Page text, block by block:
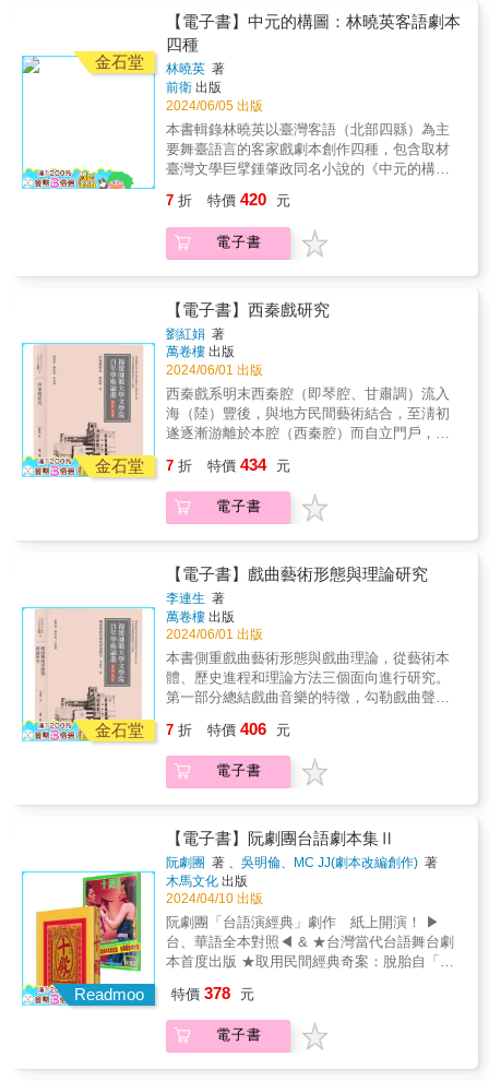
由絕望轉為希望、從脆弱變為堅強。這些心理
轉變、情緒轉折的「旅程」同樣是「英雄旅
靈感的故事寶庫，讓你認識各種不同文化下擁
有不同面貌與能力、卻殊途同歸的千百位英
雄；而在「英雄旅程」原型下，每個說故事的
人，仍然可以根據自己的文化、依照自己的意
圖，來調整你的故事——這就是為什麼英雄會
有「千面」的原因，並持續風靡全世界所有追
求共鳴、在英雄角色身上尋找自己的觀眾／讀
17階段】解析◎第一幕：啟程1. 歷險的召喚：
這是主角的原點，通常是他在展開歷險前生活
在其中的正常世界。英雄會遇到事件、特定人
覺醒，也是命運在召喚英雄，將他的精神重心
轉移到未知的世界。2. 拒絕召喚：英雄即將面
臨抉擇，必須離開原來生活的世界，踏上冒險
旅程。他一開始會遲疑，理由通常和他們在家
鄉的責任或義務有關，但促使他踏上這趟危險
旅程的壓力會日益加劇，使他們最終向這個壓
力屈服。3. 超自然的助力：英雄需要協助，以
智慧老人，代表命運中善與保護的力量，在旅
程一開始提供英雄一些有助他們達成任務的資
訊或工具。此外，所有英雄都會有一群夥伴幫
方式都不同於他原來的世界。此一階段應該讓
人看到英雄的置身之地，是如何從熟悉的事物
轉變為危險的環境。這個對比，是呈現英雄的
團隊剛開始有多麼不足的關鍵。英雄唯有跨過
這些門檻，例如解謎、逃離陷阱，才能進入一
個全新的經驗領域。5. 鯨魚之腹：這是「英雄
旅程」中第一個真正的危機，典故出自《聖
經》裡約拿被鯨魚吞下肚的故事。危險在這裡
以實質的角色出現，比如《魔戒》中那些拿著
繼續這趟旅程，然後在過程中經歷個人的轉
化。 到最後，他們會完全不同於故事一開始的
那個人。◎第二幕：啟蒙6. 試煉之路：英雄在
一次。它也有可能是一連串的阻礙，讓英雄在
這個階段學會運用那些工具和他的夥伴。英雄
在這裡面臨最大挑戰、最強的敵人，可能是魔
王、朋友反目或是新的敵人。他必須通過一連
串的試煉。這是英雄生命中最晦暗的時刻、存
亡的關頭。7. 與女神相會：英雄在這裡需要緩
下腳步，以便調整他們的想法／觀點，並消化
者，或某個值得他們信任的人物，幫助英雄把
這趟旅程後面的階段看得更明白。這個人物不
一定得是女性。不論他／她是誰，都會傳授英
第一本也是解說最清楚的一本書。 既是給好奇
者的綜合論述，也是專業人士的說明書。 本身
就是說得很好的故事。——Danny Bilson，南
加州大學互動媒體與遊戲部主席做為說故事
人、專家、同時也是有色人種女性，瑪格麗特‧
凱瑞森的聲音對這個行業至為重要。 她的故事
已變身成史詩般的園區景觀、及跨越星系、時
代和類型、情感豐富深刻體驗。 而那樣創建世
——Amber Samdahl，華特迪士尼幻想工程前
執行創意總監窺看幕後經常使幕後的一切見光
死，毀掉所有魔法。令人興奮地，《沉浸式敘
事法》是罕見的例外，書中結合深刻見解、引
光、甚至難以置信地照耀得更亮。——David
Baronoff，壞機器人遊戲公司創始人、跨媒體總
監沒有什麼會比說故事對我們人生更重要或更
基本的了。 無論你寫作的是電影劇本、博物館
策展、設計主題樂園的飛車設施、還是重新改
造一個零售體驗——事實上，任何好奇如何創
造最佳沉浸式體驗的人，都會發現這本書友
善、好用，而且非常有趣。——凱瑟琳‧鮑威爾
（Catherine Powell），Airbnb全球接待主管，
為適地性（location-based）互動體驗創作故
事，伴隨來的是完全獨一無二的連串挑戰，而
想要掌握這個相當新的媒體，沒有比瑪格麗特‧
的指南書了。 從主題到創建世界，再到入這一
行，這本書有你成為互動敘事專家所需要的一
切！——Matt Martin，盧卡斯影業故事集團資
深創意長驅動敘事的手法植根於真正的好奇、
同理、以及直指觀眾核心的深入關懷，瑪格麗
特的書邀請讀者踏上探索之旅。透過清晰的解
說，她闡述故事與設計間的相互依賴，揭開我
講究的細節。 真希望我剛起步時有這本書，現
在終於有了，我很開心。 很有啟發性！——孫
潞南（Nancy Seruto），創意執行長，2020年
地性娛樂製作故事的權威指南，以她在故事工
藝方面的真實世界經驗為後盾。無論你在哪個
領域，這本書都會幫你創造引人入勝的故事，
捕捉並緊握觀眾的心和注意力。——Bob
Rogers，BRC Imagination Arts創辦人兼執行
長瑪格麗特‧凱瑞森《沉浸式敘事法》寫得就像
沉浸式體驗。 她獨特的能力和個人經驗，加上
對普世敘事的熱愛，為讀者創造一份路線圖，
在書中找到他們的場域與慰藉。——Diana
Entertainment共同創辦人沉浸式敘事是非凡的
藝術，把我們的思緒帶去其他地方，帶到新
的、令人興奮的東西上。 故事就在我們身邊，
化。 瑪格麗特的信念是，如果處理得當，個人
可具有普遍性，並且會邀請我們所有人，無論
你的種族、國籍、或性別為何，去探討何以我
們說這些故事很重要的理由。——Shelby
Jiggetts-Tivony，迪士尼現場娛樂創意與高階
開發副總裁在主題環境中，沉浸式敘事是一個
不斷演變、由觀眾驅動、並以戲劇為重點的媒
介，但一直缺少嚴肅的實務性及對話性的剖
析。 至今皆然。 本書中，瑪格麗特‧凱瑞森闡
述所謂逃避現實的藝術性，充分說明我們的娛
的界線。 進入故事裡，不僅僅是逃避；而是我
們理解周圍世界的方式。——Todd Martens，
《洛杉磯時報》主題樂園記者瑪格麗特·‧凱瑞森
第一本也是解說最清楚的一本書。 既是給好奇
者的綜合論述，也是專業人士的說明書。 本身
就是說得很好的故事。——Danny Bilson，南
加州大學互動媒體與遊戲部主席做為說故事
人、專家、同時也是有色人種女性，瑪格麗特‧
凱瑞森的聲音對這個行業至為重要。 她的故事
已變身成史詩般的園區景觀、及跨越星系、時
界的力量都在這裡垂手可得。 請好好使用！
——Amber Samdahl，華特迪士尼幻想工程前
執行創意總監窺看幕後經常使幕後的一切見光
領、與智慧，使創建世界過程底下的魔法之
光、甚至難以置信地照耀得更亮。——David
Baronoff，壞機器人遊戲公司創始人、跨媒體總
監沒有什麼會比說故事對我們人生更重要或更
基本的了。 無論你寫作的是電影劇本、博物館
策展、設計主題樂園的飛車設施、還是重新改
造一個零售體驗——事實上，任何好奇如何創
造最佳沉浸式體驗的人，都會發現這本書友
善、好用，而且非常有趣。——凱瑟琳‧鮑威爾
前迪士尼樂園西區總裁相較於其他敘事小說，
為適地性（location-based）互動體驗創作故
事，伴隨來的是完全獨一無二的連串挑戰，而
想要掌握這個相當新的媒體，沒有比瑪格麗特‧
凱瑞森的《沉浸式敘事法》更好、更令人驚艷
的指南書了。 從主題到創建世界，再到入這一
行，這本書有你成為互動敘事專家所需要的一
切！——Matt Martin，盧卡斯影業故事集團資
深創意長驅動敘事的手法植根於真正的好奇、
同理、以及直指觀眾核心的深入關懷，瑪格麗
特的書邀請讀者踏上探索之旅。透過清晰的解
說，她闡述故事與設計間的相互依賴，揭開我
們藝術形式的神祕面紗，從最大概念到愈來愈
講究的細節。 真希望我剛起步時有這本書，現
在終於有了，我很開心。 很有啟發性！——孫
受矚目的焦點，即使你可能不承認；你在乎表
達自我，聰慧又富有創意，感性與感受力極強
&mdash;&mdash;這是哪一種原型的人？這樣
的人害怕什麼、最關心什麼？是什麼動力在驅
策這種人向前？ 你知道你筆下的角色是哪一種
人嗎？你了解他／她嗎？ 不懂人，怎麼寫人的
故事？ 每個創作者在寫故事時，多少會遭遇瓶
頸。 你是否曾經自問：「也許這個故事設定沒
那麼好？也許我該換個故事寫？」 不，別輕易
你的角色。 因為你沒讓他有血有肉有靈魂，所
以你無法了解他／她，所以無法讓故事好好走
下去。 ●角色是故事前進的動力 如果你的角色
沒有足夠的「養料」支撐，故事就會無以為
象，就絕無可能發展成新穎、激動人心的角
色，吸引觀眾或讀者投入、產生共鳴； 如果你
只做了淺薄、扁平的設定，就不可能說出他／
她的動機、目標或恐懼，將故事好好地向下挖
深、向下開展。 &bull; 唯有詳盡瞭解這個角色
的各個面向，家庭、文化、階層和年齡如何影
響這個角色的本質，才能精準描述他在故事裡
遭遇任何情境時會做出什麼反應、有什麼作
為。 &bull; 推動故事前進的不是你設定的轉折
麼反應。角色的所有作為，不是因為你要他這
麼做，而是出於他的本性，也就是來自原型。
&bull; 判斷好劇本／好故事的基準之一：情節
著走？ 本書特色 ◆結合希臘、埃及神祇與榮格
的人格原型理論 從16名古典神祇出發，每位神
祇各自衍生出正派、反派的角色原型，提煉出
32種主要角色原型，再搭配13種配角原型，並
具體剖析構成各原型骨幹的關鍵： &bull; 例1：
阿芙蘿黛蒂（維納斯）延伸出「魅惑繆思」、
「蛇蠍美女」正反兩派原型 例2：阿特蜜斯
髮女妖」正反兩派原型 &bull; 各種原型關心什
麼？害怕什麼？鞭策他／她的動力是什麼？
&bull; 其他角色怎麼看待此原型？最適合搭檔
心的事物，這些都會推動角色前進，也推動情
節發展。 ◆列舉經典影視作品中的角色、文學
中的形象或歷史人物，幫助你掌握角色原型的
重點。比如： &bull; 電影《星際大戰》中的
「天行者」路克、《駭客任務》的尼歐，屬於
男性「救世主」原型 &bull; 電影《鐵達尼號》
的蘿絲、《魔鬼終結者》的莎拉康納，屬於
「亞馬遜女戰士」原型 &bull; 影集《星際爭霸
戰：重返地球》的史巴克、經典文學《傲慢與
文學《綠野仙蹤》中的桃樂絲、《大亨小傳》
的黛西屬於「天真少女」原型 這些角色，都遠
比他們的原型更為豐富，但正是這些原型激發
呈上日常生活智慧之語。作者透過劇本書寫表
現臺灣客家戲的當代性、在地性與文學性的探
索和開拓。 & 好評推薦 & 《海東奇逢》
&hellip;&hellip;認識到臺灣「海洋客家」客裔住
民&hellip;&hellip;。《中元的構圖》
&hellip;&hellip;是客家戲曲向臺灣文學界當代經
典的叩門之作。／鄭榮興（文化部重要傳統表
演藝術「客家八音」保存者，榮興客家採茶劇
團藝術總監） & 原著可視為鍾肇政生命歷程中
所受殖民、戰爭等傷害陰影下的創傷書寫，
禁、惡靈盤踞，改編後的劇本多了樂觀與光
明。／鍾延威（台灣鍾肇政文學推廣協會理事
長） & 作品&hellip;&hellip;取鏡古典戲曲、經
神。&hellip;&hellip;這四戲已是具有當代意義的
全新神貌了。曉英因有其對藝術的堅持及對人
的關懷，才能寫就這四齣出色的新編客家戲。
／徐亞湘（國立臺北藝術大學戲劇學系教授）
& 這位學養深厚的劇作家，憑著多元而不同凡
響的視野和興趣，在為客家戲曲開拓新的可
能。&hellip;&hellip;捧讀這樣一本思路清晰的劇
的種種堅持。／施如芳（劇作家，國立臺灣大
學戲劇學系兼任助理教授） &
金石堂
【電子書】中元的構圖：林曉英客語劇本
四種
林曉英 著
前衛 出版
2024/06/05 出版
本書輯錄林曉英以臺灣客語（北部四縣）為主
要舞臺語言的客家戲劇本創作四種，包含取材
臺灣文學巨擘鍾肇政同名小說的《中元的構
《戲夢情緣》（傳藝金曲獎「最佳劇本獎」入
圍）速寫青春愛情的果敢無畏和志趣追求；
《海東奇逢》（客委會劇本徵選首獎）以臺灣
呈上日常生活智慧之語。作者透過劇本書寫表
現臺灣客家戲的當代性、在地性與文學性的探
索和開拓。 & 好評推薦 & 《海東奇逢》
&hellip;&hellip;認識到臺灣「海洋客家」客裔住
民&hellip;&hellip;。《中元的構圖》
&hellip;&hellip;是客家戲曲向臺灣文學界當代經
典的叩門之作。／鄭榮興（文化部重要傳統表
演藝術「客家八音」保存者，榮興客家採茶劇
團藝術總監） & 原著可視為鍾肇政生命歷程中
&hellip;&hellip;相較於鍾肇政創作時代的形格勢
禁、惡靈盤踞，改編後的劇本多了樂觀與光
明。／鍾延威（台灣鍾肇政文學推廣協會理事
典小說，但賦予當代思維、在地意義與客家精
神。&hellip;&hellip;這四戲已是具有當代意義的
全新神貌了。曉英因有其對藝術的堅持及對人
的關懷，才能寫就這四齣出色的新編客家戲。
／徐亞湘（國立臺北藝術大學戲劇學系教授）
& 這位學養深厚的劇作家，憑著多元而不同凡
響的視野和興趣，在為客家戲曲開拓新的可
本書，想見曉英從案頭到劇場實踐，充滿毅力
的種種堅持。／施如芳（劇作家，國立臺灣大
學戲劇學系兼任助理教授） &
7 折 特價 420 元
電子書
金石堂
【電子書】西秦戲研究
劉紅娟 著
萬卷樓 出版
2024/06/01 出版
西秦戲系明末西秦腔（即琴腔、甘肅調）流入
海（陸）豐後，與地方民間藝術結合，至淸初
遂逐漸游離於本腔（西秦腔）而自立門戶，形
首批被列為國家級非物質文化遺產名錄的文化
瑰寶，也是戲曲史上影響重大的古老劇種，具
有很高的學術研究價値。然而，西秦戲研究卻
極其瀕危。本書對西秦戲作了比較深入全面的
研究。
7 折 特價 434 元
電子書
金石堂
【電子書】戲曲藝術形態與理論研究
李連生 著
萬卷樓 出版
2024/06/01 出版
本書側重戲曲藝術形態與戲曲理論，從藝術本
體、歷史進程和理論方法三個面向進行研究。
第一部分總結戲曲音樂的特徵，勾勒戲曲聲腔
曲的某類典型結構以及經典文本進行考證解
讀。第三部分試圖深化戲曲理論的探索，容納
更多的研究視野：結合闡釋人類學還原戲劇發
涵；利用類型學方法，重新審視戲曲的審美機
制與功能。第四部分回顧海峽兩岸戲曲的交流
與傳播的歷程，提出相互借鑒、共同發展的若
干思路。
7 折 特價 406 元
電子書
Readmoo
【電子書】阮劇團台語劇本集Ⅱ
阮劇團 著 、吳明倫、MC JJ(劇本改編創作) 著
木馬文化 出版
2024/04/10 出版
阮劇團「台語演經典」劇作 紙上開演！ ▶
台、華語全本對照◀ & ★台灣當代台語舞台劇
本首度出版 ★取用民間經典奇案：脫胎自「台
作自述、導讀觀點，更全方位理解劇作 & ＝＝
＝＝＝＝＝Tsa̍p-tiān｜十殿｜Palaces: Outside
In and Inside Out＝＝＝＝＝＝＝ & 阮劇團台
特價 378 元
電子書